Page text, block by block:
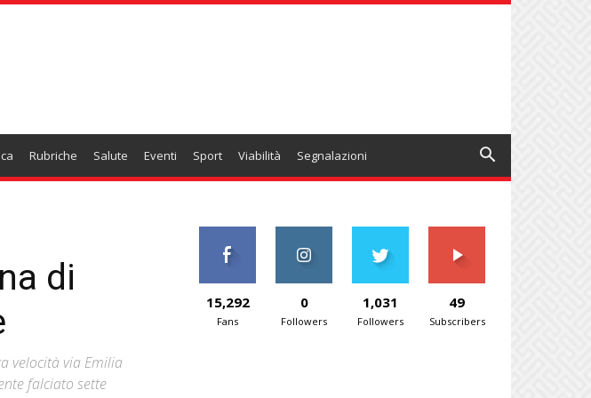
Rubriche Salute Eventi Sport Viabilità Segnalazioni
di
velocità via Emilia
falciato sette
15,292
Fans
0
Followers
1,031
Followers
49
Subscribers